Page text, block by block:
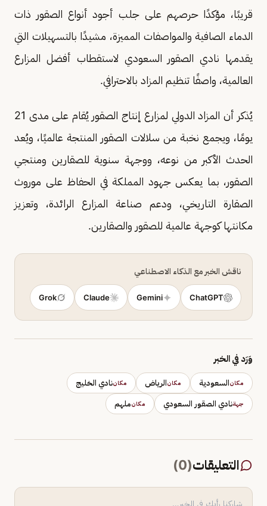
قريبًا، مؤكدًا حرصهم على جلب أجود أنواع الصقور ذات
الدماء الصافية والمواصفات المميزة، مشيدًا بالتسهيلات التي
يقدمها نادي الصقور السعودي لاستقطاب أفضل المزارع
العالمية، واصفًا تنظيم المزاد بالاحترافي.
يُذكر أن المزاد الدولي لمزارع إنتاج الصقور يُقام على مدى 21
يومًا، ويجمع نخبة من سلالات الصقور المنتجة عالميًا، ويُعد
الحدث الأكبر من نوعه، ووجهة سنوية للصقارين ومنتجي
الصقور، بما يعكس جهود المملكة في الحفاظ على موروث
الصقارة التاريخي، ودعم صناعة المزارع الرائدة، وتعزيز
مكانتها كوجهة عالمية للصقور والصقارين.
ناقش الخبر مع الذكاء الاصطناعي
ChatGPT
Gemini
Claude
Grok
وَرَد في الخبر
مكانالسعودية مكانالرياض مكاننادي الخليج
جهةنادي الصقور السعودي مكانملهم
التعليقات(
0
)